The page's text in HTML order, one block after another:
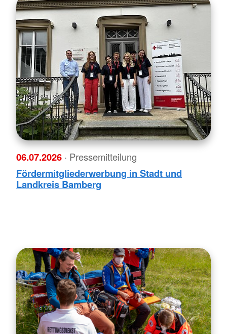
06.07.2026 · Pressemitteilung
Fördermitgliederwerbung in Stadt und
Landkreis Bamberg